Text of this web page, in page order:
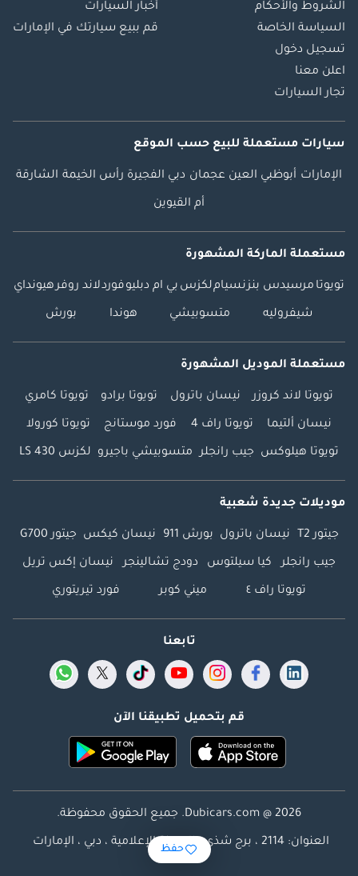
حفظ
الشروط والأحكام
السياسة الخاصة
تسجيل دخول
اعلن معنا
تجار السيارات
أخبار السيارات
قم ببيع سيارتك في الإمارات
سيارات مستعملة للبيع حسب الموقع
الإمارات أبوظبي العين عجمان دبي الفجيرة رأس الخيمة الشارقة
أم القيوين
مستعملة الماركة المشهورة
تويوتا مرسيدس بنزنسياملكزس بي ام دبليوفوردلاند روفرهيونداي
شيفروليه متسوبيشي هوندا بورش
مستعملة الموديل المشهورة
تويوتا لاند كروزر نيسان باترول تويوتا برادو تويوتا كامري
نيسان ألتيما تويوتا راف 4 فورد موستانج تويوتا كورولا
تويوتا هيلوكس جيب رانجلر متسوبيشي باجيرو لكزس LS 430
موديلات جديدة شعبية
جيتور T2 نيسان باترول بورش 911 نيسان كيكس جيتور G700
جيب رانجلر كيا سيلتوس دودج تشالينجر نيسان إكس تريل
تويوتا راف ٤ ميني كوبر فورد تيريتوري
تابعنا
قم بتحميل تطبيقنا الآن
Dubicars.com @ 2026. جميع الحقوق محفوظة.
العنوان: 2114 ، برج شذى ، المدينة الإعلامية ، دبي ، الإمارات